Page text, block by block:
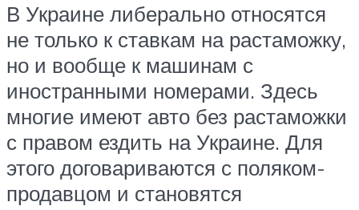
В Украине либерально относятся
не только к ставкам на растаможку,
но и вообще к машинам с
иностранными номерами. Здесь
многие имеют авто без растаможки
с правом ездить на Украине. Для
этого договариваются с поляком-
продавцом и становятся